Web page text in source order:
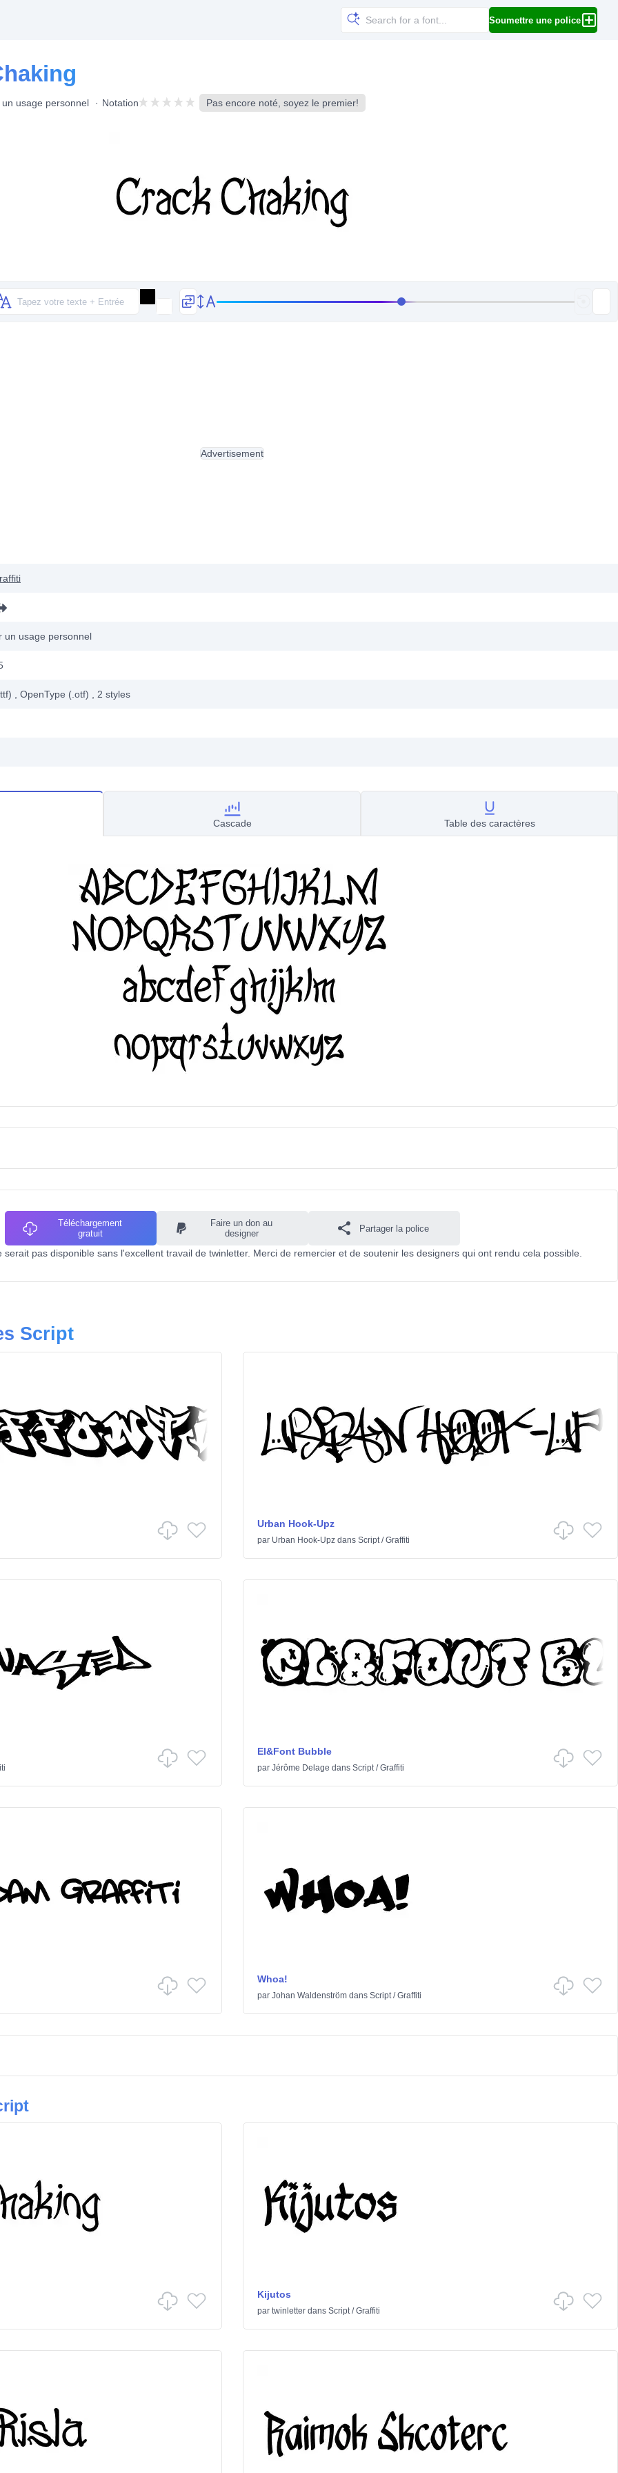
Soumettre une police
usage personnel Notation Pas encore noté, soyez le premier!
un usage personnel
, OpenType (.otf) , 2 styles
Advertisement
Cascade Table des caractères
Téléchargement
gratuit
Faire un don au
designer
Partager la police
serait pas disponible sans l'excellent travail de twinletter. Merci de remercier et de soutenir les designers qui ont rendu cela possible.
Script
Urban Hook-Upz
par Urban Hook-Upzdans Script/Graffiti
El&Font Bubble
par Jérôme Delage dans Script/Graffiti
Whoa!
par Johan Waldenströmdans Script/Graffiti
Kijutos
par twinletterdans Script/Graffiti